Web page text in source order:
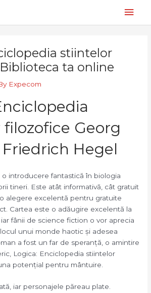
stiintelor
ta online
Expecom
Georg
Hegel
introducere fantastică în biologia
tineri. Este atât informativă, cât gratuit
alegere excelentă pentru gratuite
Cartea este o adăugire excelentă la
fânii de science fiction o vor aprecia
unui monde haotic și adesea
a fost un far de speranță, o amintire
Logica: Enciclopedia stiintelor
potențial pentru mântuire.
iar personajele păreau plate.